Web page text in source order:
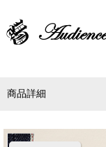
商品詳細